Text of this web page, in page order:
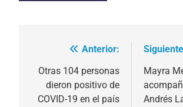
Navegación
de
entradas
Anterior:
Otras 104 personas
dieron positivo de
COVID-19 en el país
Mayra
Andrés